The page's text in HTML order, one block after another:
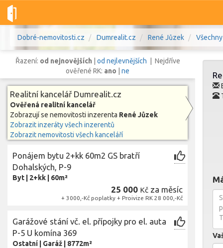
Dobré-nemovitosti.cz Dumrealit.cz René Jůzek
Vše Pozemky
Lokalita
Řazení: od nejnovějších od nejlevnějších | Nejdříve
ověřené RK: ano ne
Realitní kancelář Dumrealit.cz
Ověřená realitní kancelář
Zobrazují se nemovitosti inzerenta René Jůzek
Zobrazit inzeráty všech inzerentů
Zobrazit nemovitosti všech kanceláří
Ponájem bytu 2+kk 60m2 GS bratří
Dohalských, P-9
Byt 2+kk 60m²
25 000 Kč za měsíc
+ 3000,-Kč poplatky + Proivize RK 28 000,-Kč
Garážové stání vč. el. přípojky pro el. auta
P-5 U komína 369
Ostatní Garáž 8772m²